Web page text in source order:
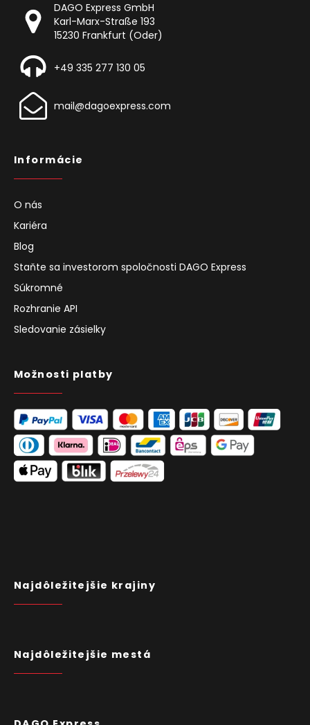
DAGO Express GmbH
Karl-Marx-Straße 193
15230 Frankfurt (Oder)
+49 335 277 130 05
mail@dagoexpress.com
Informácie
O nás
Kariéra
Blog
Staňte sa investorom spoločnosti DAGO Express
Súkromné
Rozhranie API
Sledovanie zásielky
Možnosti platby
Najdôležitejšie krajiny
Najdôležitejšie mestá